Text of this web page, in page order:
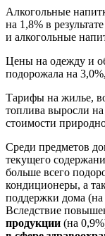
Алкогольные
на 1,8% в
и алкогольные
Цены на одежду и
подорожала на
Тарифы на жилье,
топлива выросли
стоимости
Среди предметов
текущего
больше всего
кондиционеры, а
поддержки дома (на
Вследствие
продукции (на